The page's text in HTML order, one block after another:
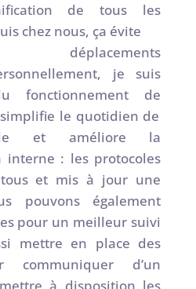
de tous les
chez nous, ça évite
je suis
fonctionnement de
le quotidien de
et améliore la
interne : les protocoles
et mis à jour une
pouvons également
pour un meilleur suivi
mettre en place des
communiquer d’un